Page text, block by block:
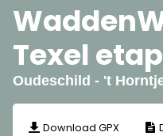
Texel
Oudeschild - 't
Download GPX